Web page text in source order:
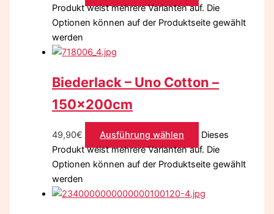
Produkt weist mehrere Varianten auf. Die
Optionen können auf der Produktseite gewählt
werden
Biederlack – Uno Cotton –
150x200cm
49,90€ Ausführung wählen
Dieses
Produkt weist mehrere Varianten auf. Die
Optionen können auf der Produktseite gewählt
werden